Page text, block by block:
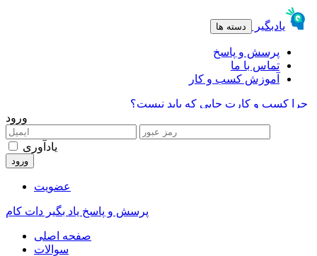
ورود
یادآوری
عضویت
پرسش و پاسخ یاد بگیر دات کام
صفحه اصلی
سوالات